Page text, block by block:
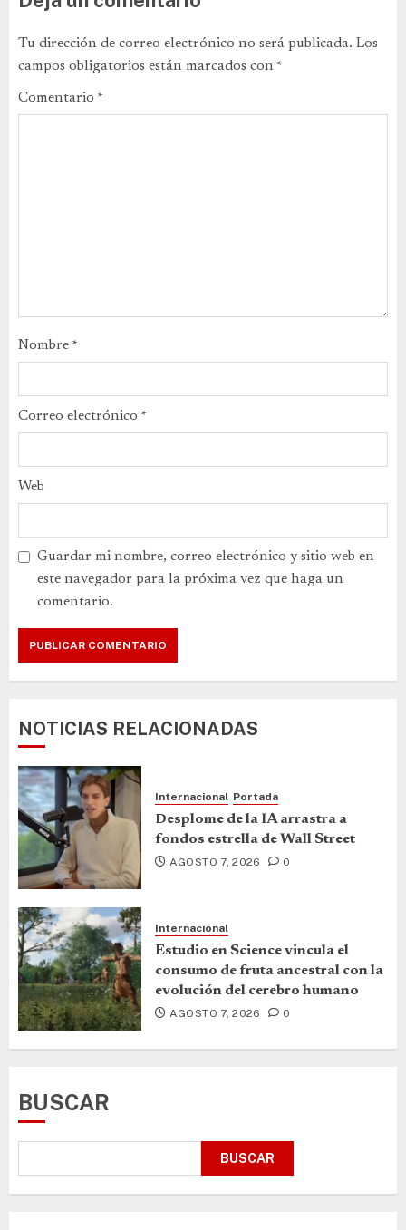
Tu dirección de correo electrónico no será publicada. Los
campos obligatorios están marcados con *
Comentario *
Nombre *
Correo electrónico *
Web
Guardar mi nombre, correo electrónico y sitio web en
este navegador para la próxima vez que haga un
comentario.
NOTICIAS RELACIONADAS
Internacional Portada
Desplome de la IA arrastra a
fondos estrella de Wall Street
AGOSTO 7, 2026 0
Internacional
Estudio en Science vincula el
consumo de fruta ancestral con la
evolución del cerebro humano
AGOSTO 7, 2026 0
BUSCAR
BUSCAR